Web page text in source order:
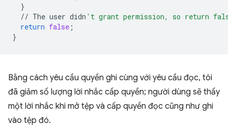
}
// The user didn 't grant permission, so return
return false ;
}
Bằng cách yêu cầu quyền ghi cùng với yêu cầu đọc, tôi
đã giảm số lượng lời nhắc cấp quyền; người dùng sẽ thấy
một lời nhắc khi mở tệp và cấp quyền đọc cũng như ghi
vào tệp đó.